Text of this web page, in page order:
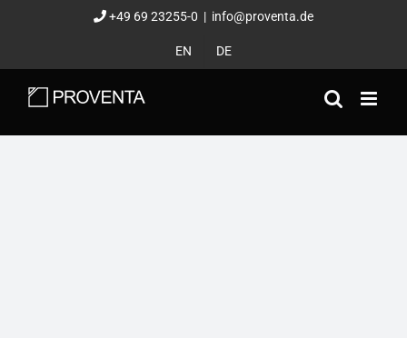
springen
+49 69 23255-0 | info@proventa.de
EN DE